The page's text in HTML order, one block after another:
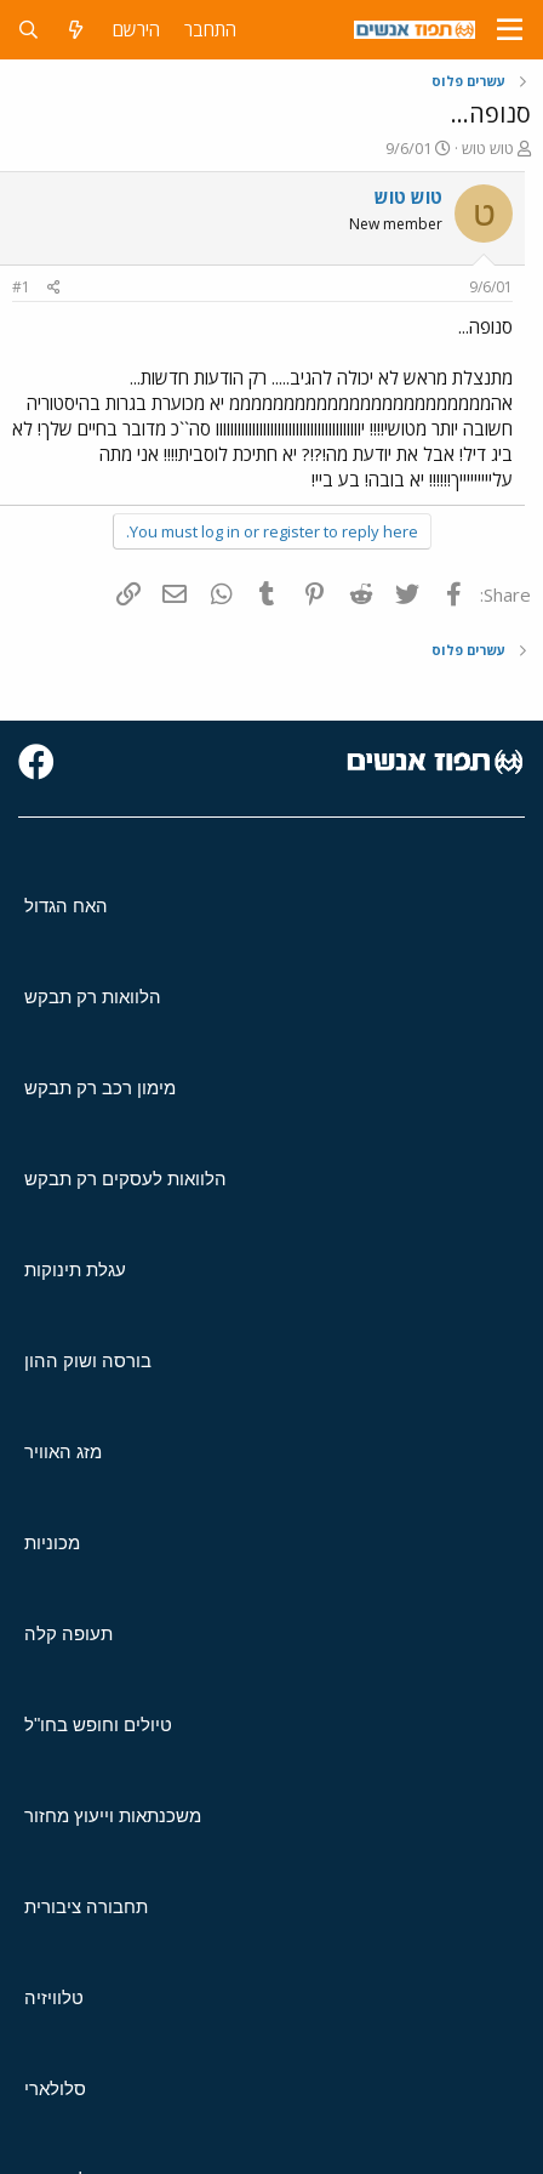
התחבר הירשם
עשרים פלוס
סנופה...
פ
ו
ת
ח
ה
ש
א
טוש טוש
פ
ו
ר
ם
9/6/01
ט טוש טוש
New member
9/6/01
#1
סנופה...
מתנצלת מראש לא יכולה להגיב..... רק הודעות חדשות...
אהממממממממממממממממממממממממ יא מכוערת בגרות בהיסטוריה
חשובה יותר מטושי!!!! יוווווווווווווווווווווווווווווווווווווווו סה``כ מדובר בחיים שלך! לא
ביג דיל! אבל את יודעת מה!?!? יא חתיכת לוסבית!!!! אני מתה
עליייייייייך!!!!!! יא בובה! בע ביי!
You must log in or register to reply here.
Share: פייסבוק Twitter
Reddit
Pinterest
Tumblr
WhatsAppדואר אלקטרוני
עשרים פלוס
האח הגדול
הלוואות רק תבקש
מימון רכב רק תבקש
הלוואות לעסקים רק תבקש
עגלת תינוקות
בורסה ושוק ההון
מזג האוויר
מכוניות
תעופה קלה
טיולים וחופש בחו"ל
משכנתאות וייעוץ מחזור
תחבורה ציבורית
טלוויזיה
סלולארי